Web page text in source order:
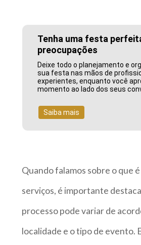
Tenha uma festa
preocupações
Deixe todo o planejamento e
sua festa nas mãos de
experientes, enquanto você
momento ao lado dos seus
Saiba mais
Quando falamos sobre o que
serviços, é importante
processo pode variar de
localidade e o tipo de evento.